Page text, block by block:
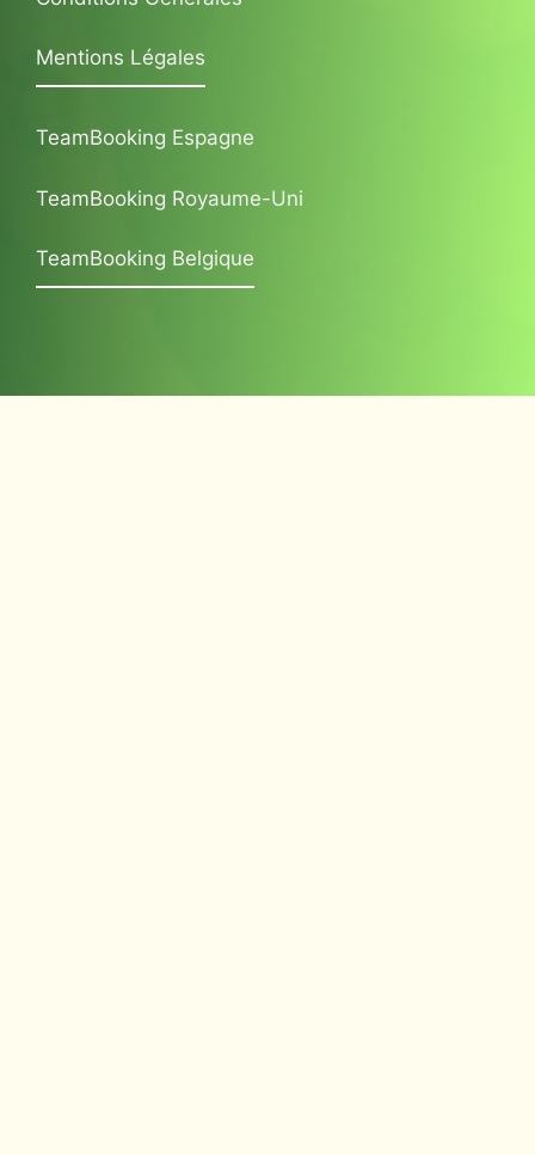
Mentions Légales
TeamBooking Espagne
TeamBooking Royaume-Uni
TeamBooking Belgique